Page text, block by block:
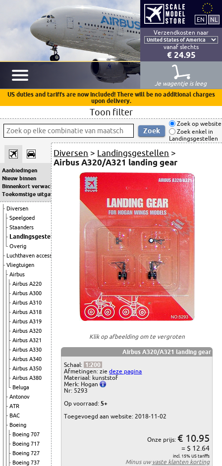
Verzendkosten naar
vanaf slechts
€ 24.95
Je wagentje is leeg
US duties and tariffs are now included! There will be no additional charges
upon delivery.
Toon filter
Zoek op website
Zoek enkel in
Landingsgestellen
Aanbiedingen
Nieuw binnen
Binnenkort verwacht
Toekomstige uitgaven
Diversen
Speelgoed
Staanders
Landingsgestellen
Overig
Luchthaven accessoires
Vliegtuigen
Airbus
Airbus A220
Airbus A300
Airbus A310
Airbus A318
Airbus A319
Airbus A320
Airbus A321
Airbus A330
Airbus A340
Airbus A350
Airbus A380
Beluga
Antonov
ATR
BAC
Boeing
Boeing 707
Boeing 717
Boeing 727
Boeing 737
Diversen > Landingsgestellen >
Airbus A320/A321 landing gear
Klik op afbeelding om te vergroten
Airbus A320/A321 landing gear
Schaal: 1:200
Afmetingen: ziedeze pagina
Materiaal: kunststof
Merk: Hogan
Nr: 5293
Op voorraad:5+
Toegevoegd aan website: 2018-11-02
Onze prijs: € 10.95
= $ 12.64
incl. 15% US tariffs
Minus uwvaste klanten korting